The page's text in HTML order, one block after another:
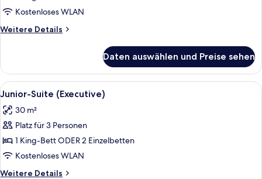
anzeigen
Kostenloses WLAN
Weitere Details
Weitere
Suite
(Familiar)
Daten auswählen und Preise sehen
Alle
Fotos
für
Junior-
Suite
(Executive)
anzeigen
Verdunkelungsvorhänge,
5
Junior-Suite (Executive)
30 m²
Platz für 3 Personen
1 King-Bett ODER 2 Einzelbetten
Kostenloses WLAN
Weitere Details
Weitere